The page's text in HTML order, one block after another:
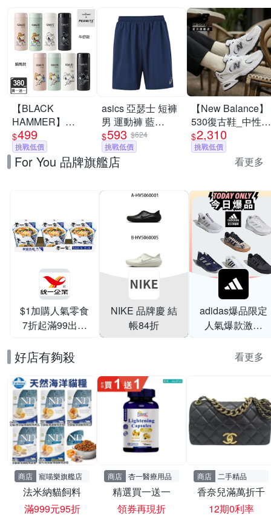
【BLACK
HAMMER】
Snoopy316不鏽鋼
迷你保溫口袋杯
380ml(附茶隔/8款
$499
挑戰低價
asics 亞瑟士 短褲
男 運動褲 藍
2033B130-401
$593 $624
挑戰低價
【New Balance】
530復古鞋_中性_
白黑色
_MR530EWB-D
$2,310
挑戰低價
For You 品牌旗艦店 看更多
$1加購人氣零食
7折起滿99出貨
NIKE 品牌慶 結
帳84折
adidas爆品限定
人氣爆款激降
好店有夠殺 看更多
商店 寵喵樂旗艦店
法米納貓飼料
滿999元95折
商店 杏一醫療用品
精選買一送一
領券再現折
商店 二手精品
香奈兒滿萬折千
12期0利率